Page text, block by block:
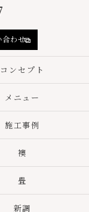
わせ
コンセプト
メニュー
施工事例
襖
畳
新調